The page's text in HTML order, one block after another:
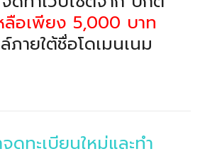
ลือเพียง 5,000 บาท
ภายใต้ชื่อโดเมนเนม
ดทะเบียนใหม่และทำ